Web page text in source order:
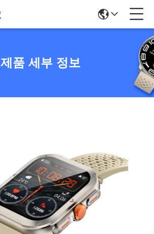
제품 세부 정보